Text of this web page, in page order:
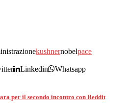
kushnernobelpace
Linkedin
Whatsapp
per il secondo incontro con Reddit